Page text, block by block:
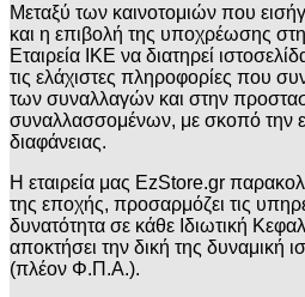
Μεταξύ των καινοτομιών που
και η επιβολή της υποχρέωσης
Εταιρεία ΙΚΕ να διατηρεί
τις ελάχιστες πληροφορίες που
των συναλλαγών και στην
συναλλασσομένων, με σκοπό την
διαφάνειας.
Η εταιρεία μας EzStore.gr
της εποχής, προσαρμόζει τις
δυνατότητα σε κάθε Ιδιωτική
αποκτήσει την δική της δυναμική
(πλέον Φ.Π.Α.).